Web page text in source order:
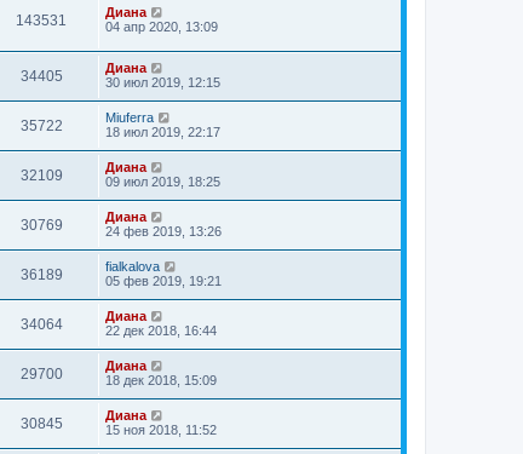
143531
Диана
04 апр 2020, 13:09
34405
Диана
30 июл 2019, 12:15
35722
Miuferra
18 июл 2019, 22:17
32109
Диана
09 июл 2019, 18:25
30769
Диана
24 фев 2019, 13:26
36189
fialkalova
05 фев 2019, 19:21
34064
Диана
22 дек 2018, 16:44
29700
Диана
18 дек 2018, 15:09
30845
Диана
15 ноя 2018, 11:52